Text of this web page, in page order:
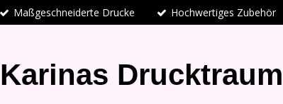
Maßgeschneiderte Drucke Hochwertiges Zubehör
Karinas Drucktraum